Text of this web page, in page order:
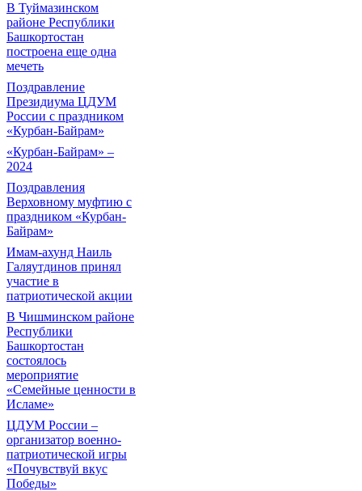
В Туймазинском
районе Республики
Башкортостан
построена еще одна
мечеть
Поздравление
Президиума ЦДУМ
России с праздником
«Курбан-Байрам»
«Курбан-Байрам» –
2024
Поздравления
Верховному муфтию с
праздником «Курбан-
Байрам»
Имам-ахунд Наиль
Галяутдинов принял
участие в
патриотической акции
В Чишминском районе
Республики
Башкортостан
состоялось
мероприятие
«Семейные ценности в
Исламе»
ЦДУМ России –
организатор военно-
патриотической игры
«Почувствуй вкус
Победы»